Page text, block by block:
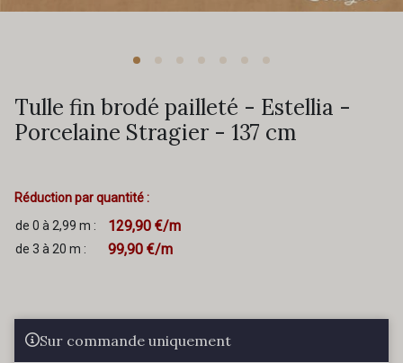
Tulle fin brodé pailleté - Estellia -
Porcelaine Stragier - 137 cm
Réduction par quantité :
de 0 à 2,99 m :
129,90 €/m
de 3 à 20 m : 99,90 €/m
Sur commande uniquement